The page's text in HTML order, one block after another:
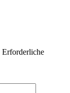
Erforderliche